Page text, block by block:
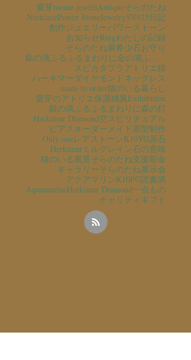
愛芽meme-jewelsAntiqueそらのたね
NecklacePower StoneJewelrySV925日記
創作ジュエリーパワーストーン
お知らせRingわたしの記録
そらのたね展希少石お守り
銀の滴ふるふるまわりに金の滴ふるふるまわりに
スピカタブラ アトリエ猫
ハーキマーダイヤモンドネックレス
made to order猫のいる暮らし
愛芽のアトリエ保護猫翼Exihibition
銀の滴ふるふるまわりに森の灯
Harkimar Diamond空スピリチュアル
ピアス オーダーメイド 原型制作
Only oneレアストーンK10YG原石
Herkimarミルグレイン石の意味
猫のいる風景そらのたね支援彫金
ギャラリーそらのたね展示会
アクアマリンK10PG読書滴
AquamarineHerkimar Diamond一点もの
チャリティ ギフト